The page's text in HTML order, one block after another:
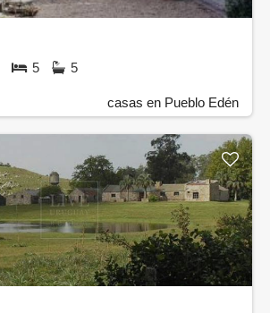
5 5
casas en Pueblo Edén